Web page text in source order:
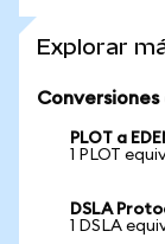
Explorar
PLOT a
1 PLOT
DSLA
1 DSLA